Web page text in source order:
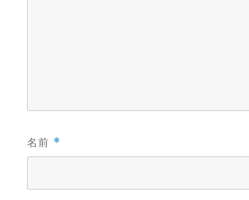
名前 *